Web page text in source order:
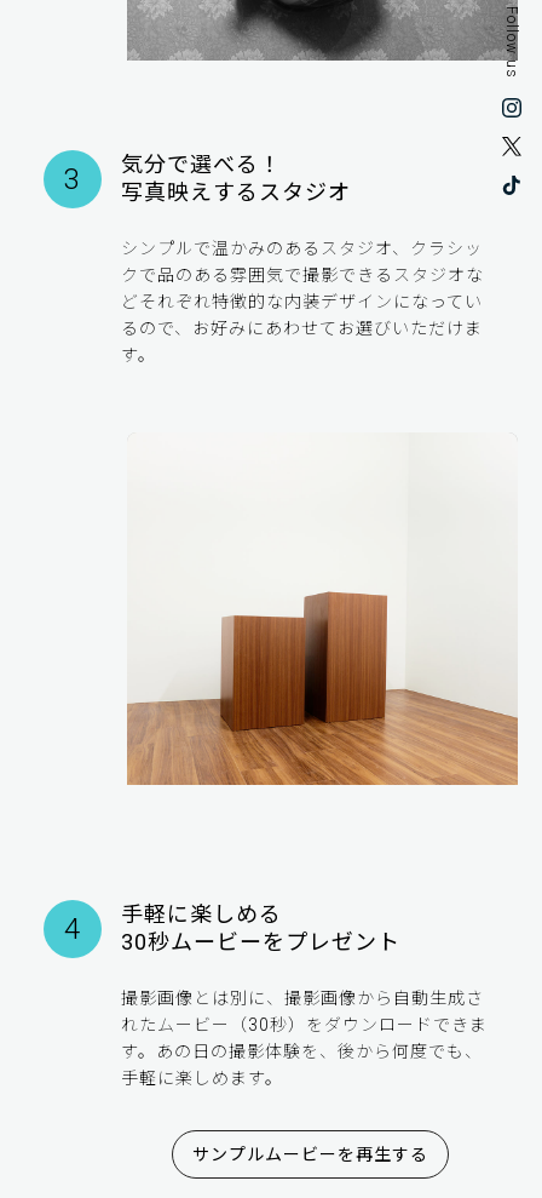
Follow us
3
気分で選べる！
写真映えするスタジオ
シンプルで温かみのあるスタジオ、クラシッ
クで品のある雰囲気で撮影できるスタジオな
どそれぞれ特徴的な内装デザインになってい
るので、お好みにあわせてお選びいただけま
す。
4
手軽に楽しめる
30秒ムービーをプレゼント
撮影画像とは別に、撮影画像から自動生成さ
れたムービー（30秒）をダウンロードできま
す。あの日の撮影体験を、後から何度でも、
手軽に楽しめます。
サンプルムービーを再生する